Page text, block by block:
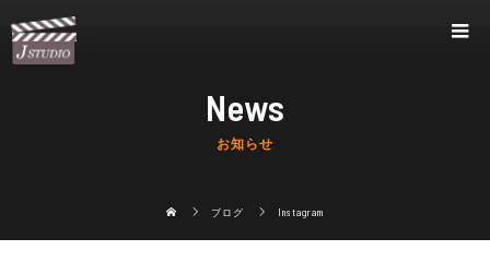
News
お知らせ
ブログ Instagram